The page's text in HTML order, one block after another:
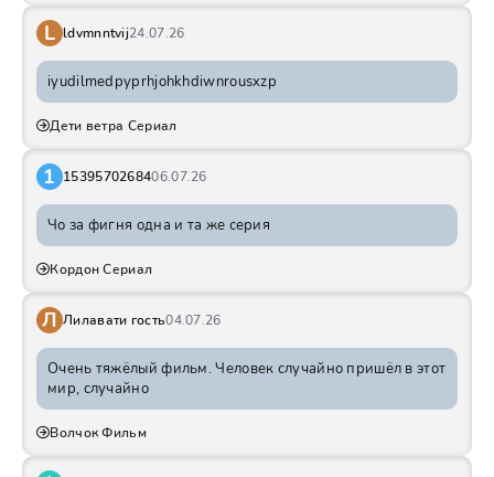
L ldvmnntvij24.07.26
iyudilmedpyprhjohkhdiwnrousxzp
Дети ветра Сериал
1 1539570268406.07.26
Чо за фигня одна и та же серия
Кордон Сериал
Л Лилавати гость04.07.26
Очень тяжёлый фильм. Человек случайно пришёл в этот
мир, случайно
Волчок Фильм